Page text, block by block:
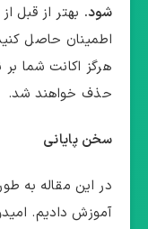
شود. بهتر از قبل
اطمینان حاصل
هرگز اکانت شما
حذف خواهند شد.
سخن پایانی
در این مقاله به
آموزش دادیم.